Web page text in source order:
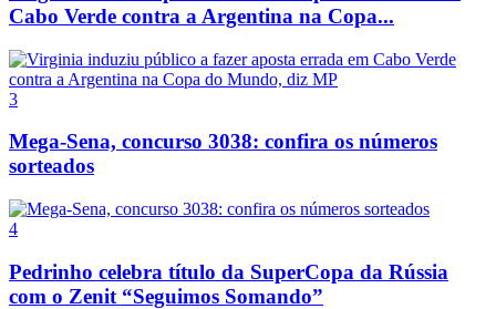
Cabo Verde contra a Argentina na Copa...
3
Mega-Sena, concurso 3038: confira os números
sorteados
4
Pedrinho celebra título da SuperCopa da Rússia
com o Zenit “Seguimos Somando”